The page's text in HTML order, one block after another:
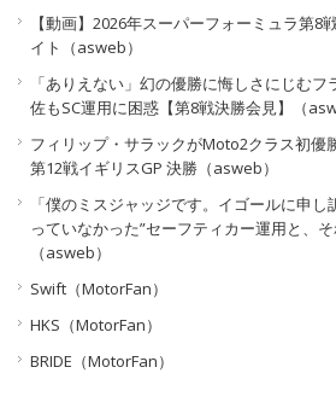
【動画】2026年スーパーフォーミュラ第8
イト（asweb）
「ありえない」幻の優勝に悔しさにじむ
佐もSC運用に困惑【第8戦決勝会見】（
フィリップ・サラックがMoto2クラス初優
第12戦イギリスGP 決勝（asweb）
「僕のミスジャッジです。イゴールに申
っていなかった”セーフティカー運用と、
（asweb）
Swift（MotorFan）
HKS（MotorFan）
BRIDE（MotorFan）